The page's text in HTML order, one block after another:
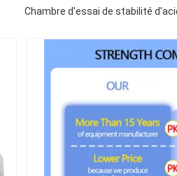
Chambre d'essai de stabilité